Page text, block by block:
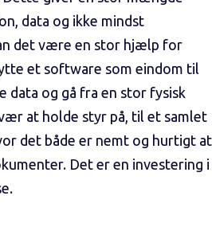
data og ikke mindst
det være en stor hjælp for
et software som eindom til
data og gå fra en stor fysisk
at holde styr på, til et samlet
det både er nemt og hurtigt at
Det er en investering i